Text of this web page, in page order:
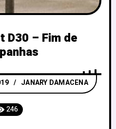
D30 – Fim de
JANARY DAMACENA
246